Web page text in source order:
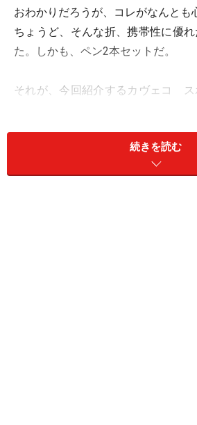
おわかりだろうが、コレがなんとも
ちょうど、そんな折、携帯性に優
た。しかも、ペン2本セットだ。
それが、今回紹介するカヴェコ ス
ドイツの老舗ペンメーカ
続きを読む